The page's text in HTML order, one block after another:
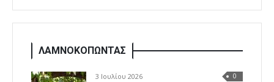
ΛΑΜΝΟΚΟΠΩΝΤΑΣ
3 Ιουλίου 2026 0